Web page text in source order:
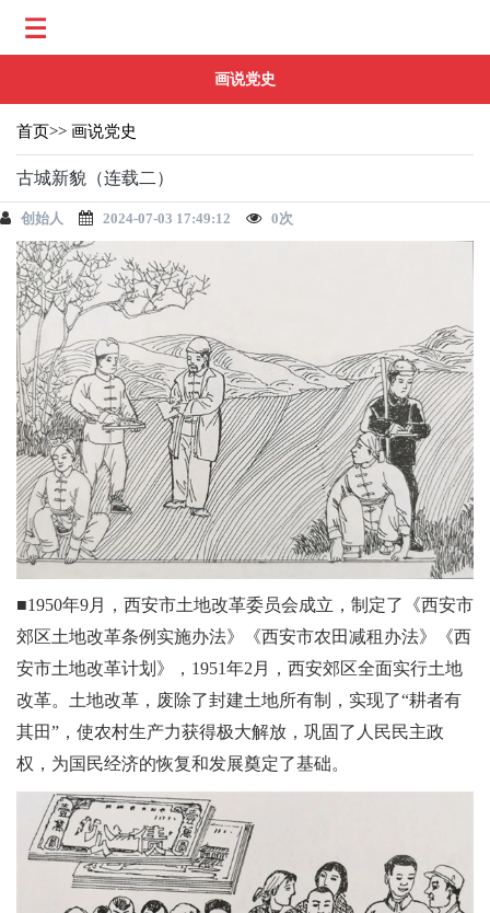
画说党史
首页>> 画说党史
古城新貌（连载二）
创始人 2024-07-03 17:49:12 0次
■1950年9月，西安市土地改革委员会成立，制定了《西安市
郊区土地改革条例实施办法》《西安市农田减租办法》《西
安市土地改革计划》，1951年2月，西安郊区全面实行土地
改革。土地改革，废除了封建土地所有制，实现了“耕者有
其田”，使农村生产力获得极大解放，巩固了人民民主政
权，为国民经济的恢复和发展奠定了基础。